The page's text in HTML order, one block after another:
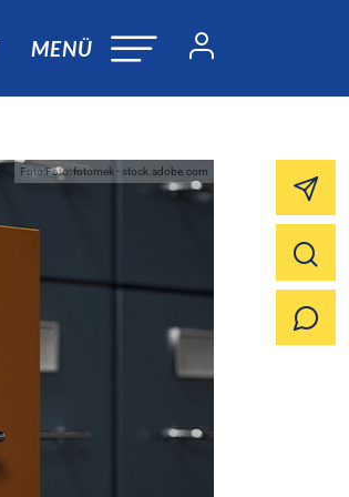
MENÜ
Foto:Foto: fotomek - stock.adobe.com